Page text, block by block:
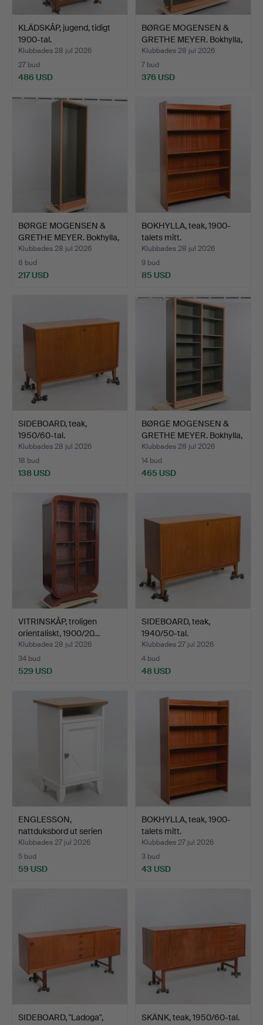
KLÄDSKÅP, jugend, tidigt
1900-tal.
Klubbades 28 jul 2026
27 bud
486 USD
BØRGE MOGENSEN &
GRETHE MEYER. Bokhylla,
B…
Klubbades 28 jul 2026
7 bud
376 USD
BØRGE MOGENSEN &
GRETHE MEYER. Bokhylla,
B…
Klubbades 28 jul 2026
8 bud
217 USD
BOKHYLLA, teak, 1900-
talets mitt.
Klubbades 28 jul 2026
9 bud
85 USD
SIDEBOARD, teak,
1950/60-tal.
Klubbades 28 jul 2026
18 bud
138 USD
BØRGE MOGENSEN &
GRETHE MEYER. Bokhylla,
B…
Klubbades 28 jul 2026
14 bud
465 USD
VITRINSKÅP, troligen
orientaliskt, 1900/20…
Klubbades 28 jul 2026
34 bud
529 USD
SIDEBOARD, teak,
1940/50-tal.
Klubbades 27 jul 2026
4 bud
48 USD
ENGLESSON,
nattduksbord ut serien
"Country…
Klubbades 27 jul 2026
5 bud
59 USD
BOKHYLLA, teak, 1900-
talets mitt.
Klubbades 27 jul 2026
3 bud
43 USD
SIDEBOARD, "Ladoga",
SKÄNK, teak, 1950/60-tal.